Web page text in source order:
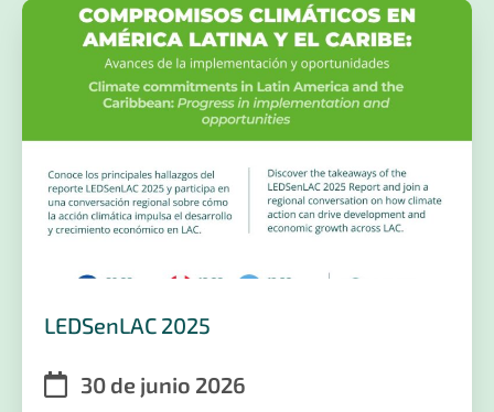
LEDSenLAC 2025
30 de junio 2026